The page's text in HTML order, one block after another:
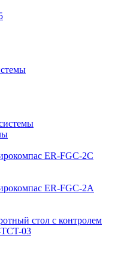
ER-FGC-2C
ER-FGC-2A
стол с контролем
03